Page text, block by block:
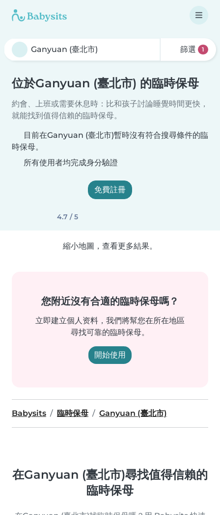
篩選 1
位於Ganyuan (臺北市) 的臨時保母
約會、上班或需要休息時：比和孩子討論睡覺時間更快，
就能找到值得信賴的臨時保母。
目前在Ganyuan (臺北市)暫時沒有符合搜尋條件的臨
時保母。
所有使用者均完成身分驗證
免費註冊
4.7 / 5
縮小地圖，查看更多結果。
您附近沒有合適的臨時保母嗎？
立即建立個人资料，我們將幫您在所在地區
尋找可靠的臨時保母。
開始使用
Babysits 臨時保母 Ganyuan (臺北市)
在Ganyuan (臺北市)尋找值得信賴的
臨時保母